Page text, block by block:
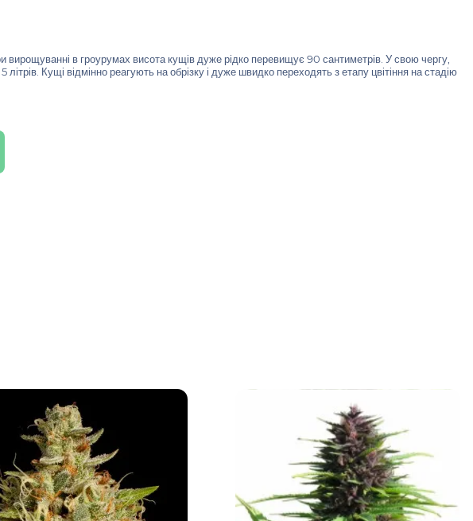
вирощуванні в гроурумах висота кущів дуже рідко перевищує 90 сантиметрів. У свою чергу,
Кущі відмінно реагують на обрізку і дуже швидко переходять з етапу цвітіння на стадію